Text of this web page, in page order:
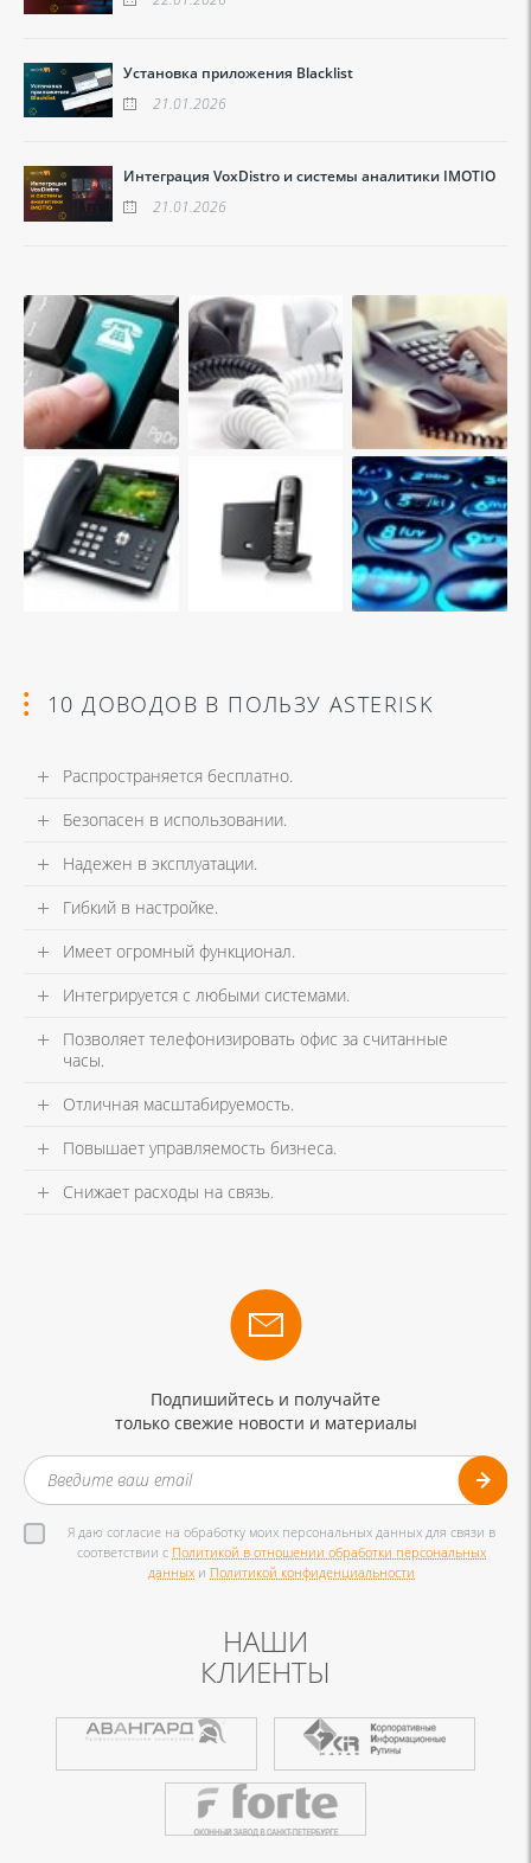
Установка приложения Blacklist
21.01.2026
Интеграция VoxDistro и системы аналитики IMOTIO
21.01.2026
10 ДОВОДОВ В ПОЛЬЗУ ASTERISK
Распространяется бесплатно.
Безопасен в использовании.
Надежен в эксплуатации.
Гибкий в настройке.
Имеет огромный функционал.
Интегрируется с любыми системами.
Позволяет телефонизировать офис за считанные
часы.
Отличная масштабируемость.
Повышает управляемость бизнеса.
Снижает расходы на связь.
Подпишийтесь и получайте
только свежие новости и материалы
Я даю согласие на обработку моих персональных данных для связи в
соответствии с Политикой в отношении обработки персональных
данных и Политикой конфиденциальности
НАШИ
КЛИЕНТЫ